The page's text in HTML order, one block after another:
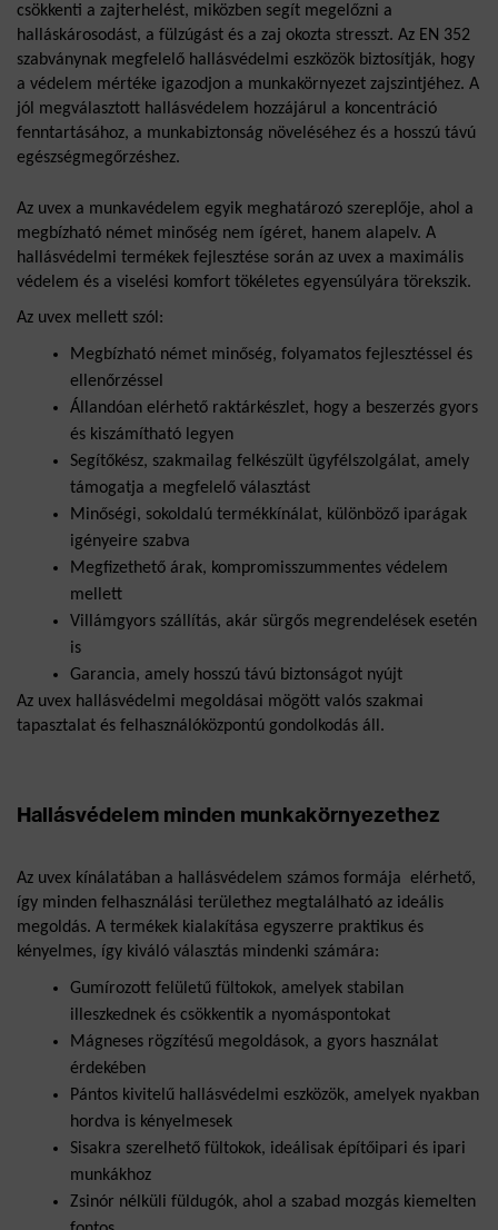
csökkenti a zajterhelést, miközben segít megelőzni a
halláskárosodást, a fülzúgást és a zaj okozta stresszt. Az EN 352
szabványnak megfelelő hallásvédelmi eszközök biztosítják, hogy
a védelem mértéke igazodjon a munkakörnyezet zajszintjéhez. A
jól megválasztott hallásvédelem hozzájárul a koncentráció
fenntartásához, a munkabiztonság növeléséhez és a hosszú távú
egészségmegőrzéshez.
Az uvex a munkavédelem egyik meghatározó szereplője, ahol a
megbízható német minőség nem ígéret, hanem alapelv. A
hallásvédelmi termékek fejlesztése során az uvex a maximális
védelem és a viselési komfort tökéletes egyensúlyára törekszik.
Az uvex mellett szól:
Megbízható német minőség, folyamatos fejlesztéssel és
ellenőrzéssel
Állandóan elérhető raktárkészlet, hogy a beszerzés gyors
és kiszámítható legyen
Segítőkész, szakmailag felkészült ügyfélszolgálat, amely
támogatja a megfelelő választást
Minőségi, sokoldalú termékkínálat, különböző iparágak
igényeire szabva
Megfizethető árak, kompromisszummentes védelem
mellett
Villámgyors szállítás, akár sürgős megrendelések esetén
is
Garancia, amely hosszú távú biztonságot nyújt
Az uvex hallásvédelmi megoldásai mögött valós szakmai
tapasztalat és felhasználóközpontú gondolkodás áll.
Hallásvédelem minden munkakörnyezethez
Az uvex kínálatában a hallásvédelem számos formája  elérhető,
így minden felhasználási területhez megtalálható az ideális
megoldás. A termékek kialakítása egyszerre praktikus és
kényelmes, így kiváló választás mindenki számára:
Gumírozott felületű fültokok, amelyek stabilan
illeszkednek és csökkentik a nyomáspontokat
Mágneses rögzítésű megoldások, a gyors használat
érdekében
Pántos kivitelű hallásvédelmi eszközök, amelyek nyakban
hordva is kényelmesek
Sisakra szerelhető fültokok, ideálisak építőipari és ipari
munkákhoz
Zsinór nélküli füldugók, ahol a szabad mozgás kiemelten